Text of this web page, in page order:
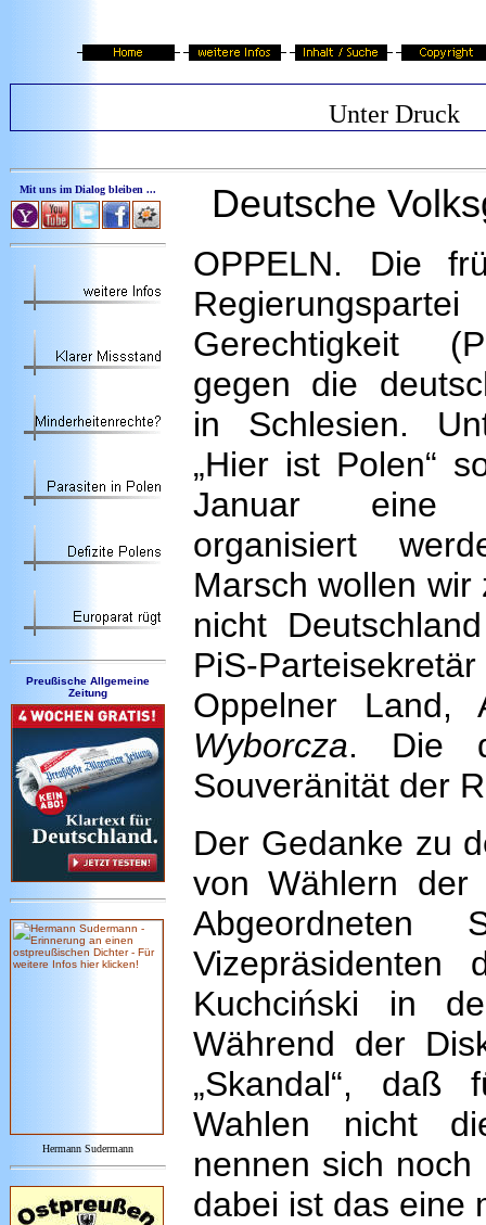
Unter Druck
Mit uns im Dialog bleiben ...
Preußische Allgemeine
Zeitung
Hermann Sudermann
Deutsche
OPPELN. Die
Gerechtigkeit
gegen die
in Schlesien.
„Hier ist Polen“
Januar eine
organisiert
Marsch wollen
nicht
PiS-
Oppelner Land,
Wyborcza. Die
Souveränität der
Der Gedanke zu
von Wählern der
Abgeordneten
Vizepräsidenten
Kuchciński in
Während der
„Skandal“, daß
Wahlen nicht
nennen sich
dabei ist das eine